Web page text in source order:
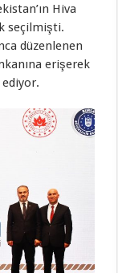
Hiva
seçilmişti.
düzenlenen
erişerek
ediyor.